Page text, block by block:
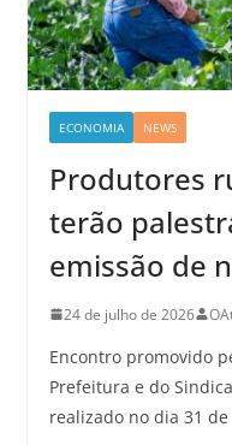
ECONOMIA NEWS
Produtores
terão
emissão de
24 de julho de 2026
Encontro promovido
Prefeitura e do
realizado no dia 31 de